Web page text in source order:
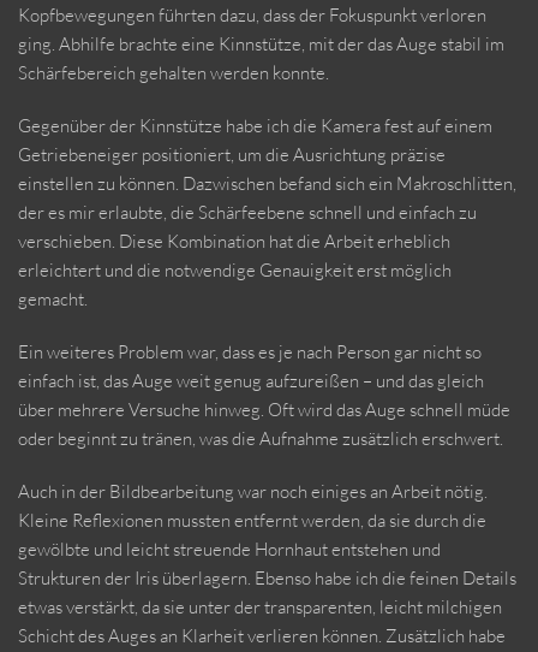
Kopfbewegungen führten dazu, dass der Fokuspunkt verloren
ging. Abhilfe brachte eine Kinnstütze, mit der das Auge stabil im
Schärfebereich gehalten werden konnte.
Gegenüber der Kinnstütze habe ich die Kamera fest auf einem
Getriebeneiger positioniert, um die Ausrichtung präzise
einstellen zu können. Dazwischen befand sich ein Makroschlitten,
der es mir erlaubte, die Schärfeebene schnell und einfach zu
verschieben. Diese Kombination hat die Arbeit erheblich
erleichtert und die notwendige Genauigkeit erst möglich
gemacht.
Ein weiteres Problem war, dass es je nach Person gar nicht so
einfach ist, das Auge weit genug aufzureißen – und das gleich
über mehrere Versuche hinweg. Oft wird das Auge schnell müde
oder beginnt zu tränen, was die Aufnahme zusätzlich erschwert.
Auch in der Bildbearbeitung war noch einiges an Arbeit nötig.
Kleine Reflexionen mussten entfernt werden, da sie durch die
gewölbte und leicht streuende Hornhaut entstehen und
Strukturen der Iris überlagern. Ebenso habe ich die feinen Details
etwas verstärkt, da sie unter der transparenten, leicht milchigen
Schicht des Auges an Klarheit verlieren können. Zusätzlich habe